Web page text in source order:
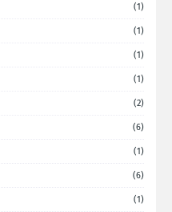
(1)
(1)
(1)
(1)
(2)
(6)
(1)
(6)
(1)